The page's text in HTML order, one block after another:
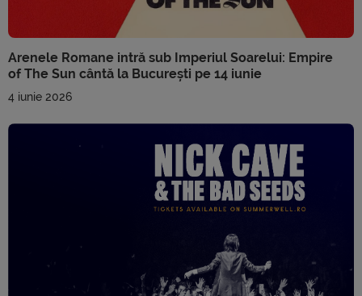
Arenele Romane intră sub Imperiul Soarelui: Empire
of The Sun cântă la București pe 14 iunie
4 iunie 2026